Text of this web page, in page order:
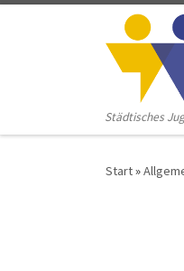
Zum Inhalt springen
Städtisches
Start»